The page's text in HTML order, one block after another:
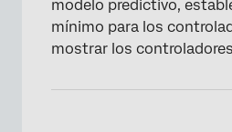
Resultados de
Evaluación del rendimiento
modelo predictivo,
mínimo para los
mostrar los